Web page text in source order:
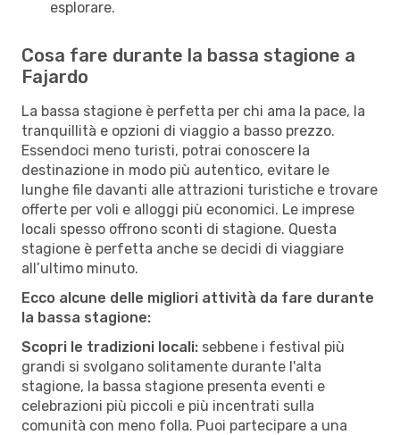
esplorare.
Cosa fare durante la bassa stagione a
Fajardo
La bassa stagione è perfetta per chi ama la pace, la
tranquillità e opzioni di viaggio a basso prezzo.
Essendoci meno turisti, potrai conoscere la
destinazione in modo più autentico, evitare le
lunghe file davanti alle attrazioni turistiche e trovare
offerte per voli e alloggi più economici. Le imprese
locali spesso offrono sconti di stagione. Questa
stagione è perfetta anche se decidi di viaggiare
all’ultimo minuto.
Ecco alcune delle migliori attività da fare durante
la bassa stagione:
Scopri le tradizioni locali: sebbene i festival più
grandi si svolgano solitamente durante l'alta
stagione, la bassa stagione presenta eventi e
celebrazioni più piccoli e più incentrati sulla
comunità con meno folla. Puoi partecipare a una